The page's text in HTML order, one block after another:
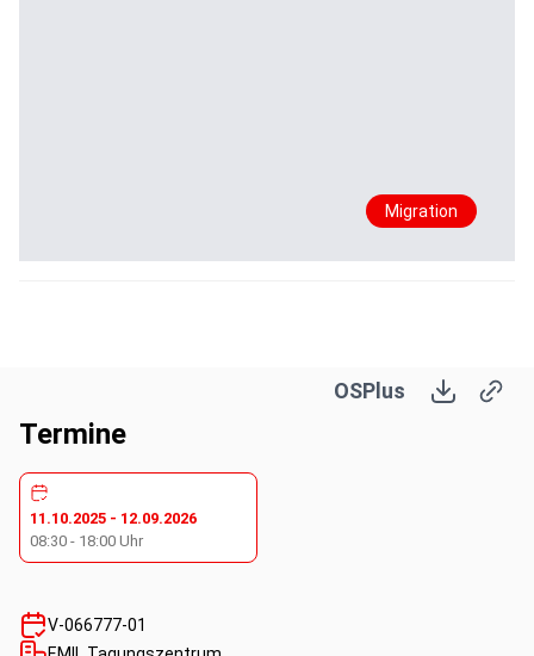
Migration
OSPlus
Termine
11.10.2025 - 12.09.2026
08:30 - 18:00 Uhr
V-066777-01